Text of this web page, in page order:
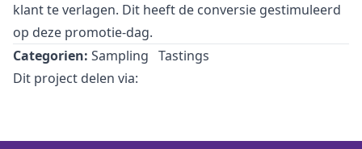
klant te verlagen. Dit heeft de conversie gestimuleerd
op deze promotie-dag.
Categorien: Sampling Tastings
Dit project delen via: